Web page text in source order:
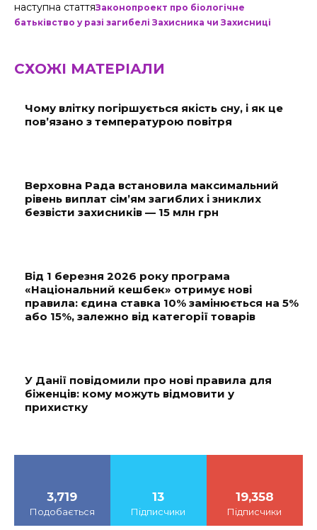
наступна статтяЗаконопроект про біологічне
батьківство у разі загибелі Захисника чи Захисниці
СХОЖІ МАТЕРІАЛИ
Чому влітку погіршується якість сну, і як це
пов’язано з температурою повітря
Верховна Рада встановила максимальний
рівень виплат сім’ям загиблих і зниклих
безвісти захисників — 15 млн грн
Від 1 березня 2026 року програма
«Національний кешбек» отримує нові
правила: єдина ставка 10% замінюється на 5%
або 15%, залежно від категорії товарів
У Данії повідомили про нові правила для
біженців: кому можуть відмовити у
прихистку
3,719
Подобається
13
Підписчики
19,358
Підписчики